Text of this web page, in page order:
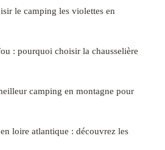
le camping les violettes en
: pourquoi choisir la chausselière
camping en montagne pour
loire atlantique : découvrez les